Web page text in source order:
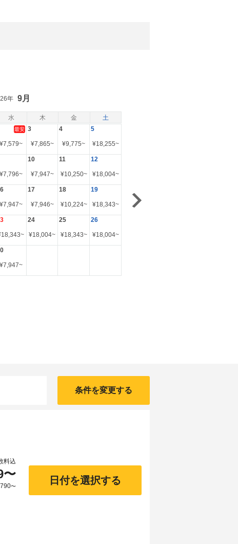
水 木 金 土
年 9月
最安
¥7,579~
3
¥7,865~
4
¥9,775~
5
¥18,255~
¥7,796~
10
¥7,947~
11
¥10,250~
12
¥18,004~
¥7,947~
17
¥7,946~
18
¥10,224~
19
¥18,343~
18,343~
24
¥18,004~
25
¥18,343~
26
¥18,004~
¥7,947~
条件を変更する
料込
〜
〜
日付を選択する